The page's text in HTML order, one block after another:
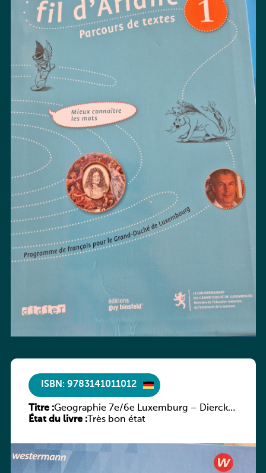
ISBN: 9783141011012
Titre :Geographie 7e/6e Luxemburg – Diercke
Praxis
État du livre :Très bon état